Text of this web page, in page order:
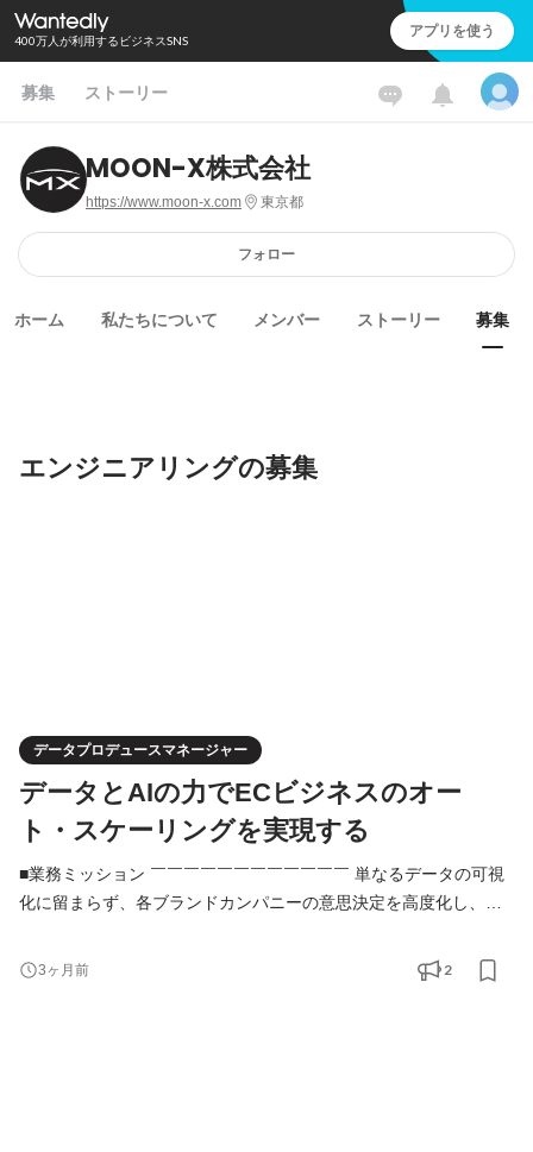
400万人が利用するビジネスSNS アプリを使う
募集 ストーリー
MOON-X株式会社
https://www.moon-x.com 東京都
フォロー
ホーム 私たちについて メンバー ストーリー 募集
エンジニアリングの募集
データプロデュースマネージャー
データとAIの力でECビジネスのオー
ト・スケーリングを実現する
■業務ミッション ￣￣￣￣￣￣￣￣￣￣￣￣ 単なるデータの可視
化に留まらず、各ブランドカンパニーの意思決定を高度化し、デ
ネジメントの全工程をリードすることがこのポジションの業務ミ
3ヶ月前 2